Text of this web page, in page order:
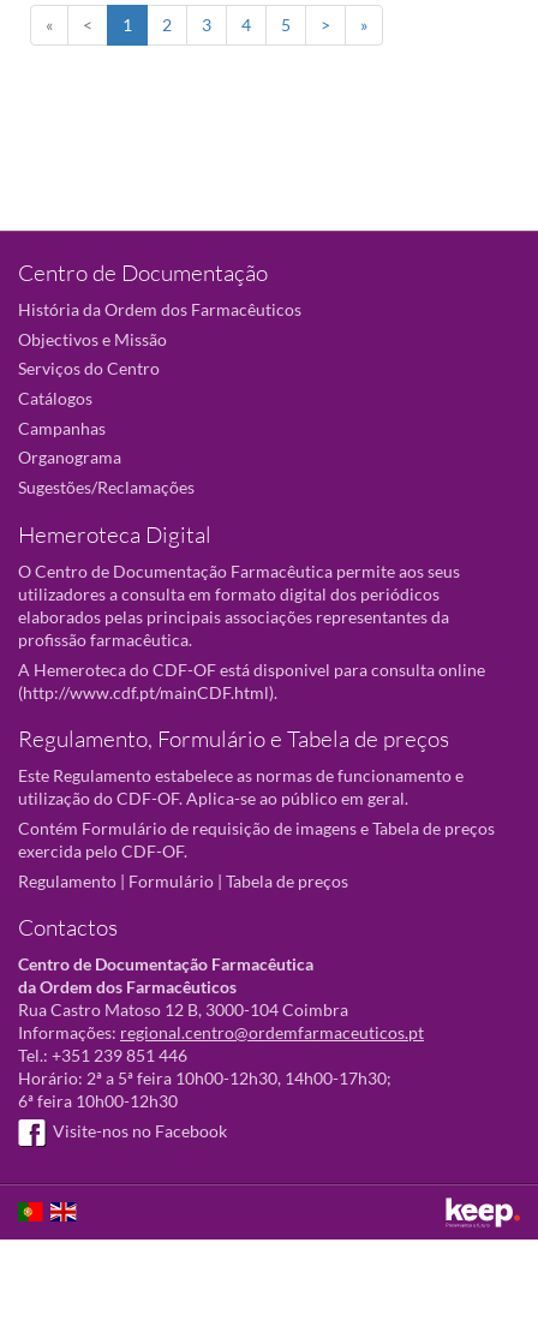
« < 1 2 3 4 5 > »
Centro de Documentação
História da Ordem dos Farmacêuticos
Objectivos e Missão
Serviços do Centro
Catálogos
Campanhas
Organograma
Sugestões/Reclamações
Hemeroteca Digital
O Centro de Documentação Farmacêutica permite aos seus
utilizadores a consulta em formato digital dos periódicos
elaborados pelas principais associações representantes da
profissão farmacêutica.
A Hemeroteca do CDF-OF está disponivel para consulta online
(http://www.cdf.pt/mainCDF.html).
Regulamento, Formulário e Tabela de preços
Este Regulamento estabelece as normas de funcionamento e
utilização do CDF-OF. Aplica-se ao público em geral.
Contém Formulário de requisição de imagens e Tabela de preços
exercida pelo CDF-OF.
Regulamento | Formulário | Tabela de preços
Contactos
Centro de Documentação Farmacêutica
da Ordem dos Farmacêuticos
Rua Castro Matoso 12 B, 3000-104 Coimbra
Informações: regional.centro@ordemfarmaceuticos.pt
Tel.: +351 239 851 446
Horário: 2ª a 5ª feira 10h00-12h30, 14h00-17h30;
6ª feira 10h00-12h30
Visite-nos no Facebook